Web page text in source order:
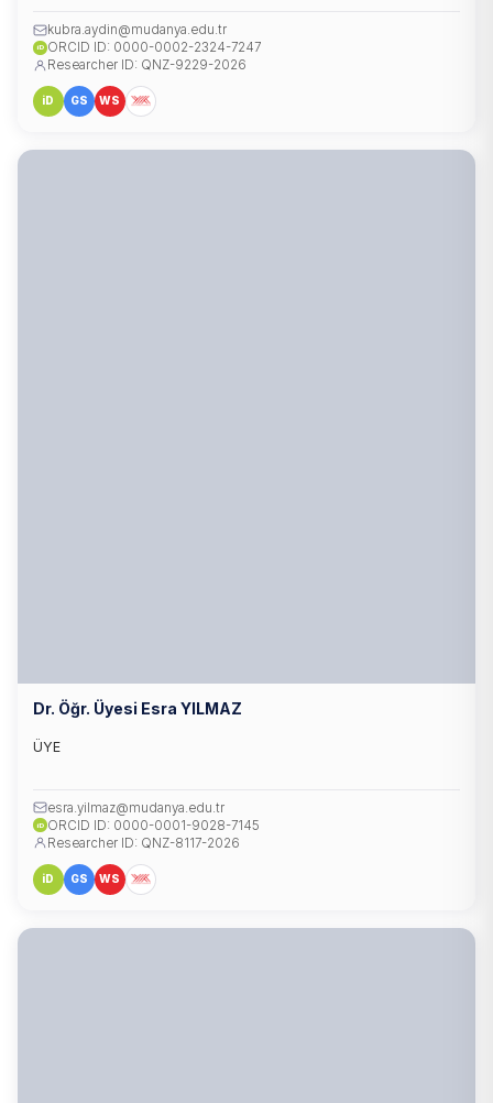
kubra.aydin@mudanya.edu.tr
iD ORCID ID: 0000-0002-2324-7247
Researcher ID: QNZ-9229-2026
iD GS WS
Dr. Öğr. Üyesi Esra YILMAZ
ÜYE
esra.yilmaz@mudanya.edu.tr
iD ORCID ID: 0000-0001-9028-7145
Researcher ID: QNZ-8117-2026
iD GS WS